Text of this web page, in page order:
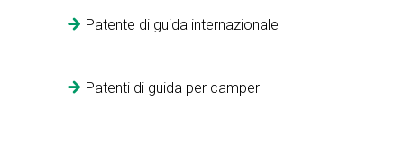
Patente di guida internazionale
Patenti di guida per camper